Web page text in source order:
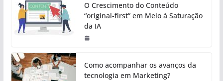
O Crescimento do Conteúdo
“original-first” em Meio à Saturação
da IA
Como acompanhar os avanços da
tecnologia em Marketing?